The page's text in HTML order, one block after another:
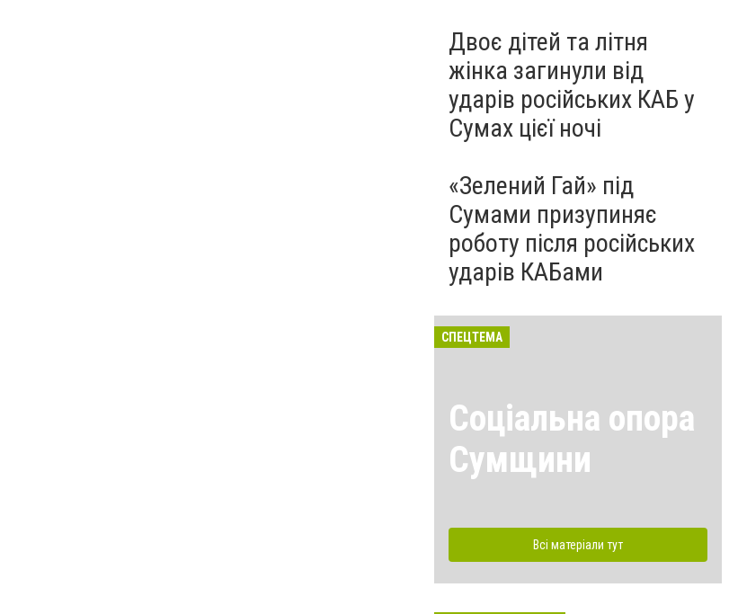
Двоє дітей та літня
жінка загинули від
ударів російських КАБ у
Сумах цієї ночі
«Зелений Гай» під
Сумами призупиняє
роботу після російських
ударів КАБами
СПЕЦТЕМА
Соціальна опора
Сумщини
Всі матеріали тут